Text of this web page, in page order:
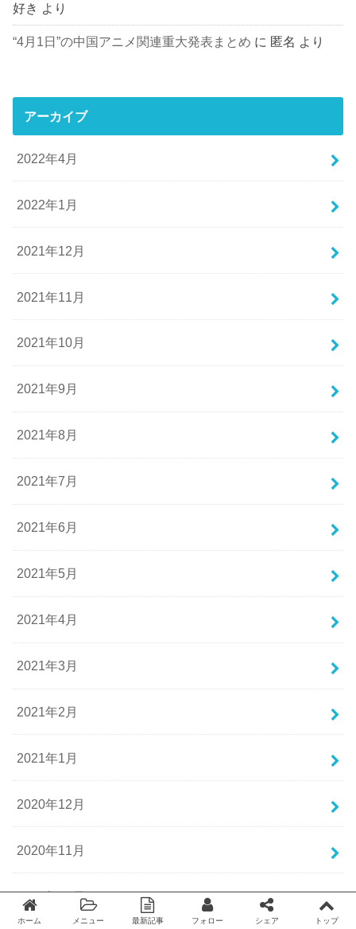
好き より
“4月1日”の中国アニメ関連重大発表まとめ に 匿名 より
アーカイブ
2022年4月
2022年1月
2021年12月
2021年11月
2021年10月
2021年9月
2021年8月
2021年7月
2021年6月
2021年5月
2021年4月
2021年3月
2021年2月
2021年1月
2020年12月
2020年11月
2020年10月
ホーム メニュー 最新記事 フォロー シェア トップ
Twitter facebook